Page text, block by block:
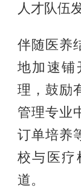
人才队伍
伴随医养
地加速铺
理，鼓励
管理专业
订单培养
校与医疗
道。